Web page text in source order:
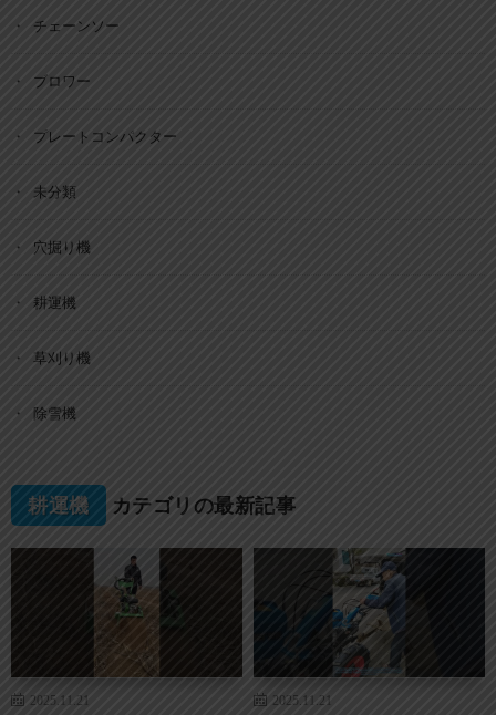
チェーンソー
ブロワー
プレートコンパクター
未分類
穴掘り機
耕運機
草刈り機
除雪機
耕運機 カテゴリの最新記事
2025.11.21 2025.11.21